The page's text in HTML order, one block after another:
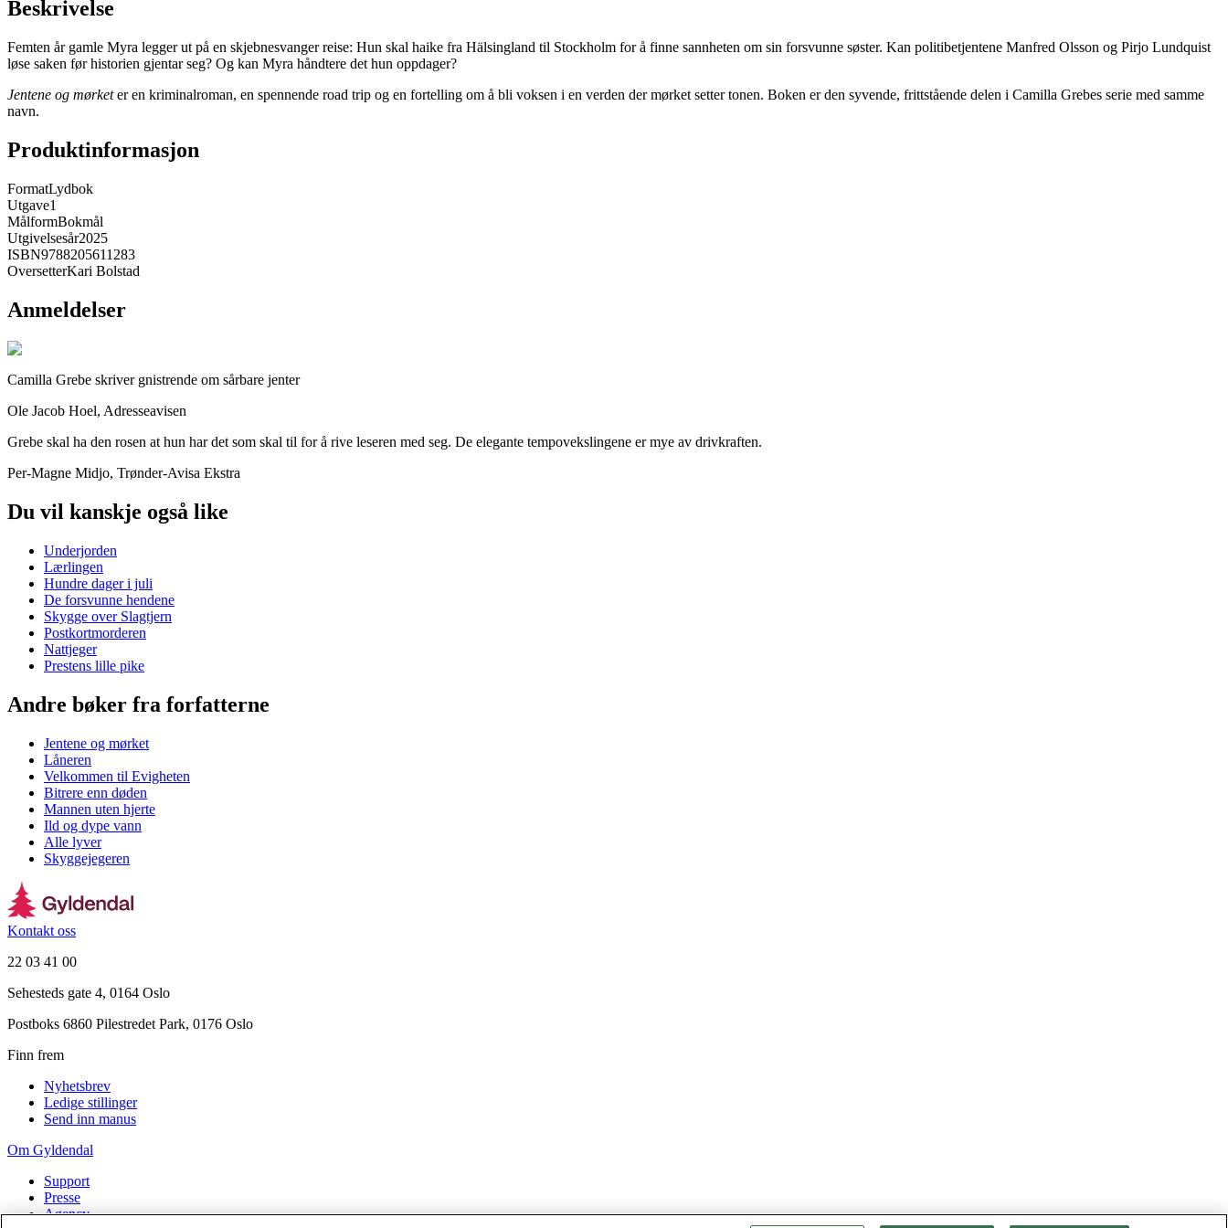
Beskrivelse
Femten år gamle Myra legger ut på en skjebnesvanger reise: Hun skal haike fra Hälsingland til Stockholm for å finne sannheten om sin forsvunne søster. Kan politibetjentene Manfred Olsson og Pirjo Lundquist
løse saken før historien gjentar seg? Og kan Myra håndtere det hun oppdager?
Jentene og mørketer en kriminalroman, en spennende road trip og en fortelling om å bli voksen i en verden der mørket setter tonen. Boken er den syvende, frittstående delen i Camilla Grebes serie med samme
navn.
Produktinformasjon
FormatLydbok
Utgave1
MålformBokmål
Utgivelsesår2025
ISBN9788205611283
OversetterKari Bolstad
Anmeldelser
Camilla Grebe skriver gnistrende om sårbare jenter
Ole Jacob Hoel, Adresseavisen
Grebe skal ha den rosen at hun har det som skal til for å rive leseren med seg. De elegante tempovekslingene er mye av drivkraften.
Per-Magne Midjo, Trønder-Avisa Ekstra
Du vil kanskje også like
Underjorden
Lærlingen
Hundre dager i juli
De forsvunne hendene
Skygge over Slagtjern
Postkortmorderen
Nattjeger
Prestens lille pike
Andre bøker fra forfatterne
Jentene og mørket
Låneren
Velkommen til Evigheten
Bitrere enn døden
Mannen uten hjerte
Ild og dype vann
Alle lyver
Skyggejegeren
Kontakt oss
22 03 41 00
Sehesteds gate 4, 0164 Oslo
Postboks 6860 Pilestredet Park, 0176 Oslo
Finn frem
Nyhetsbrev
Ledige stillinger
Send inn manus
Om Gyldendal
Support
Presse
Agency